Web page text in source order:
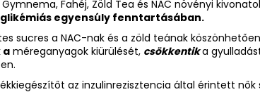
Gymnema, Fahéj, Zöld Tea és NAC növényi
glikémiás egyensúly fenntartásában.
sucres a NAC-nak és a zöld teának
a méreganyagok kiürülését, csökkentika
az inzulinrezisztencia által érintett